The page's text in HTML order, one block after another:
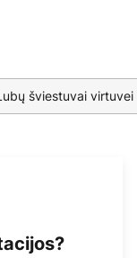
šviestuvai virtuvei